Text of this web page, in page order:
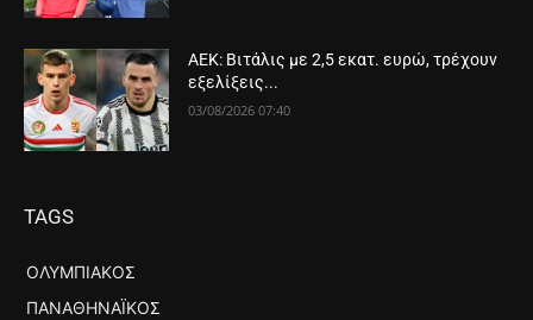
ΑΕΚ: Βιτάλις με 2,5 εκατ. ευρώ, τρέχουν
εξελίξεις...
03/08/2026 07:40
TAGS
ΟΛΥΜΠΙΑΚΌΣ
ΠΑΝΑΘΗΝΑΪΚΌΣ